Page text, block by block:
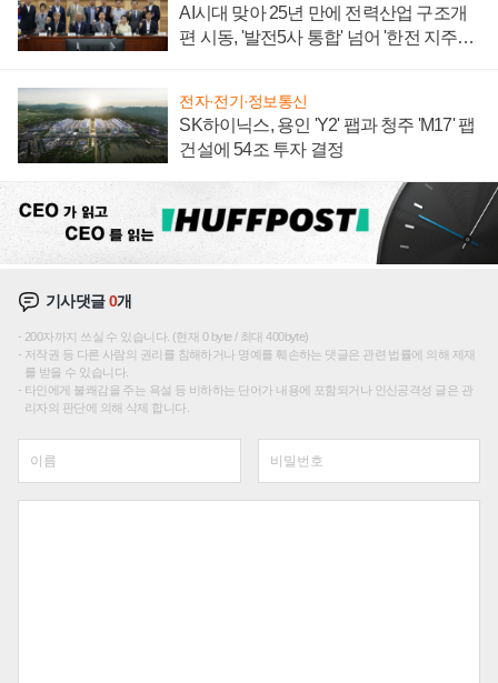
AI시대 맞아 25년 만에 전력산업 구조개
편 시동, '발전5사 통합' 넘어 '한전 지주사'
전자·전기·정보통신
SK하이닉스, 용인 'Y2' 팹과 청주 'M17' 팹
건설에 54조 투자 결정
기사댓글0개
200자까지 쓰실 수 있습니다. (현재 0 byte / 최대 400byte)
저작권 등 다른 사람의 권리를 침해하거나 명예를 훼손하는 댓글은 관련 법률에 의해 제재
를 받을 수 있습니다.
타인에게 불쾌감을 주는 욕설 등 비하하는 단어가 내용에 포함되거나 인신공격성 글은 관
리자의 판단에 의해 삭제 합니다.